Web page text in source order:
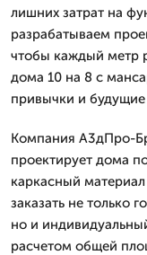
лишних затрат на
разрабатываем
чтобы каждый метр
дома 10 на 8 с
привычки и
Компания А3дПро-
проектирует дома
каркасный
заказать не только
но и
расчетом общей